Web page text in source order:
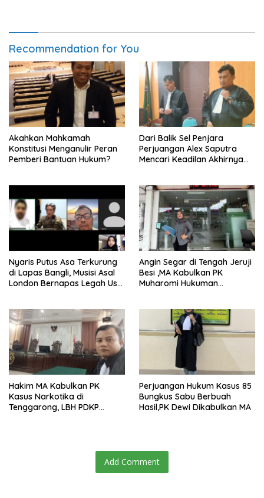
Recommendation for You
Akahkan Mahkamah
Konstitusi Menganulir Peran
Pemberi Bantuan Hukum?
Dari Balik Sel Penjara
Perjuangan Alex Saputra
Mencari Keadilan Akhirnya
Nyaris Putus Asa Terkurung
di Lapas Bangli, Musisi Asal
London Bernapas Legah Usai
Angin Segar di Tengah Jeruji
Besi ,MA Kabulkan PK
Muharomi Hukuman
Hakim MA Kabulkan PK
Kasus Narkotika di
Tenggarong, LBH PDKP
Perjuangan Hukum Kasus 85
Bungkus Sabu Berbuah
Hasil,PK Dewi Dikabulkan MA
Add Comment